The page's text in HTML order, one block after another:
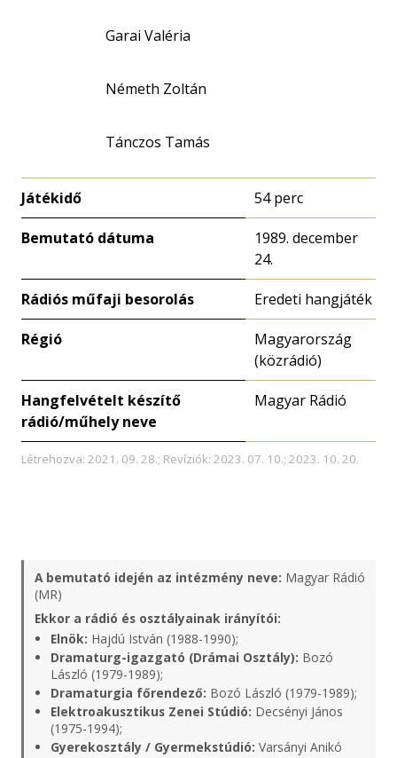
Garai Valéria
Németh Zoltán
Tánczos Tamás
Játékidő 54 perc
Bemutató dátuma
1989. december
24.
Rádiós műfaji besorolás Eredeti hangjáték
Régió
Magyarország
(közrádió)
Hangfelvételt készítő
rádió/műhely neve
Magyar Rádió
Létrehozva: 2021. 09. 28.; Revíziók: 2023. 07. 10.; 2023. 10. 20.
A bemutató idején az intézmény neve: Magyar Rádió
(MR)
Ekkor a rádió és osztályainak irányítói:
Elnök: Hajdú István (1988-1990);
Dramaturg-igazgató (Drámai Osztály): Bozó
László (1979-1989);
Dramaturgia főrendező: Bozó László (1979-1989);
Elektroakusztikus Zenei Stúdió: Decsényi János
(1975-1994);
Gyerekosztály / Gyermekstúdió: Varsányi Anikó